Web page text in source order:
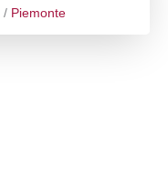
/ Piemonte